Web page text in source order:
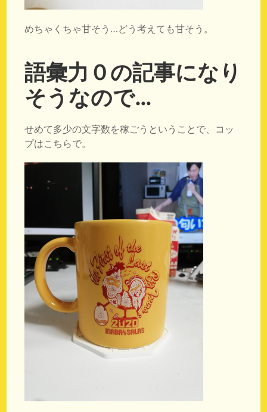
めちゃくちゃ甘そう…どう考えても甘そう。
語彙力０の記事になり
そうなので…
せめて多少の文字数を稼ごうということで、コッ
プはこちらで。